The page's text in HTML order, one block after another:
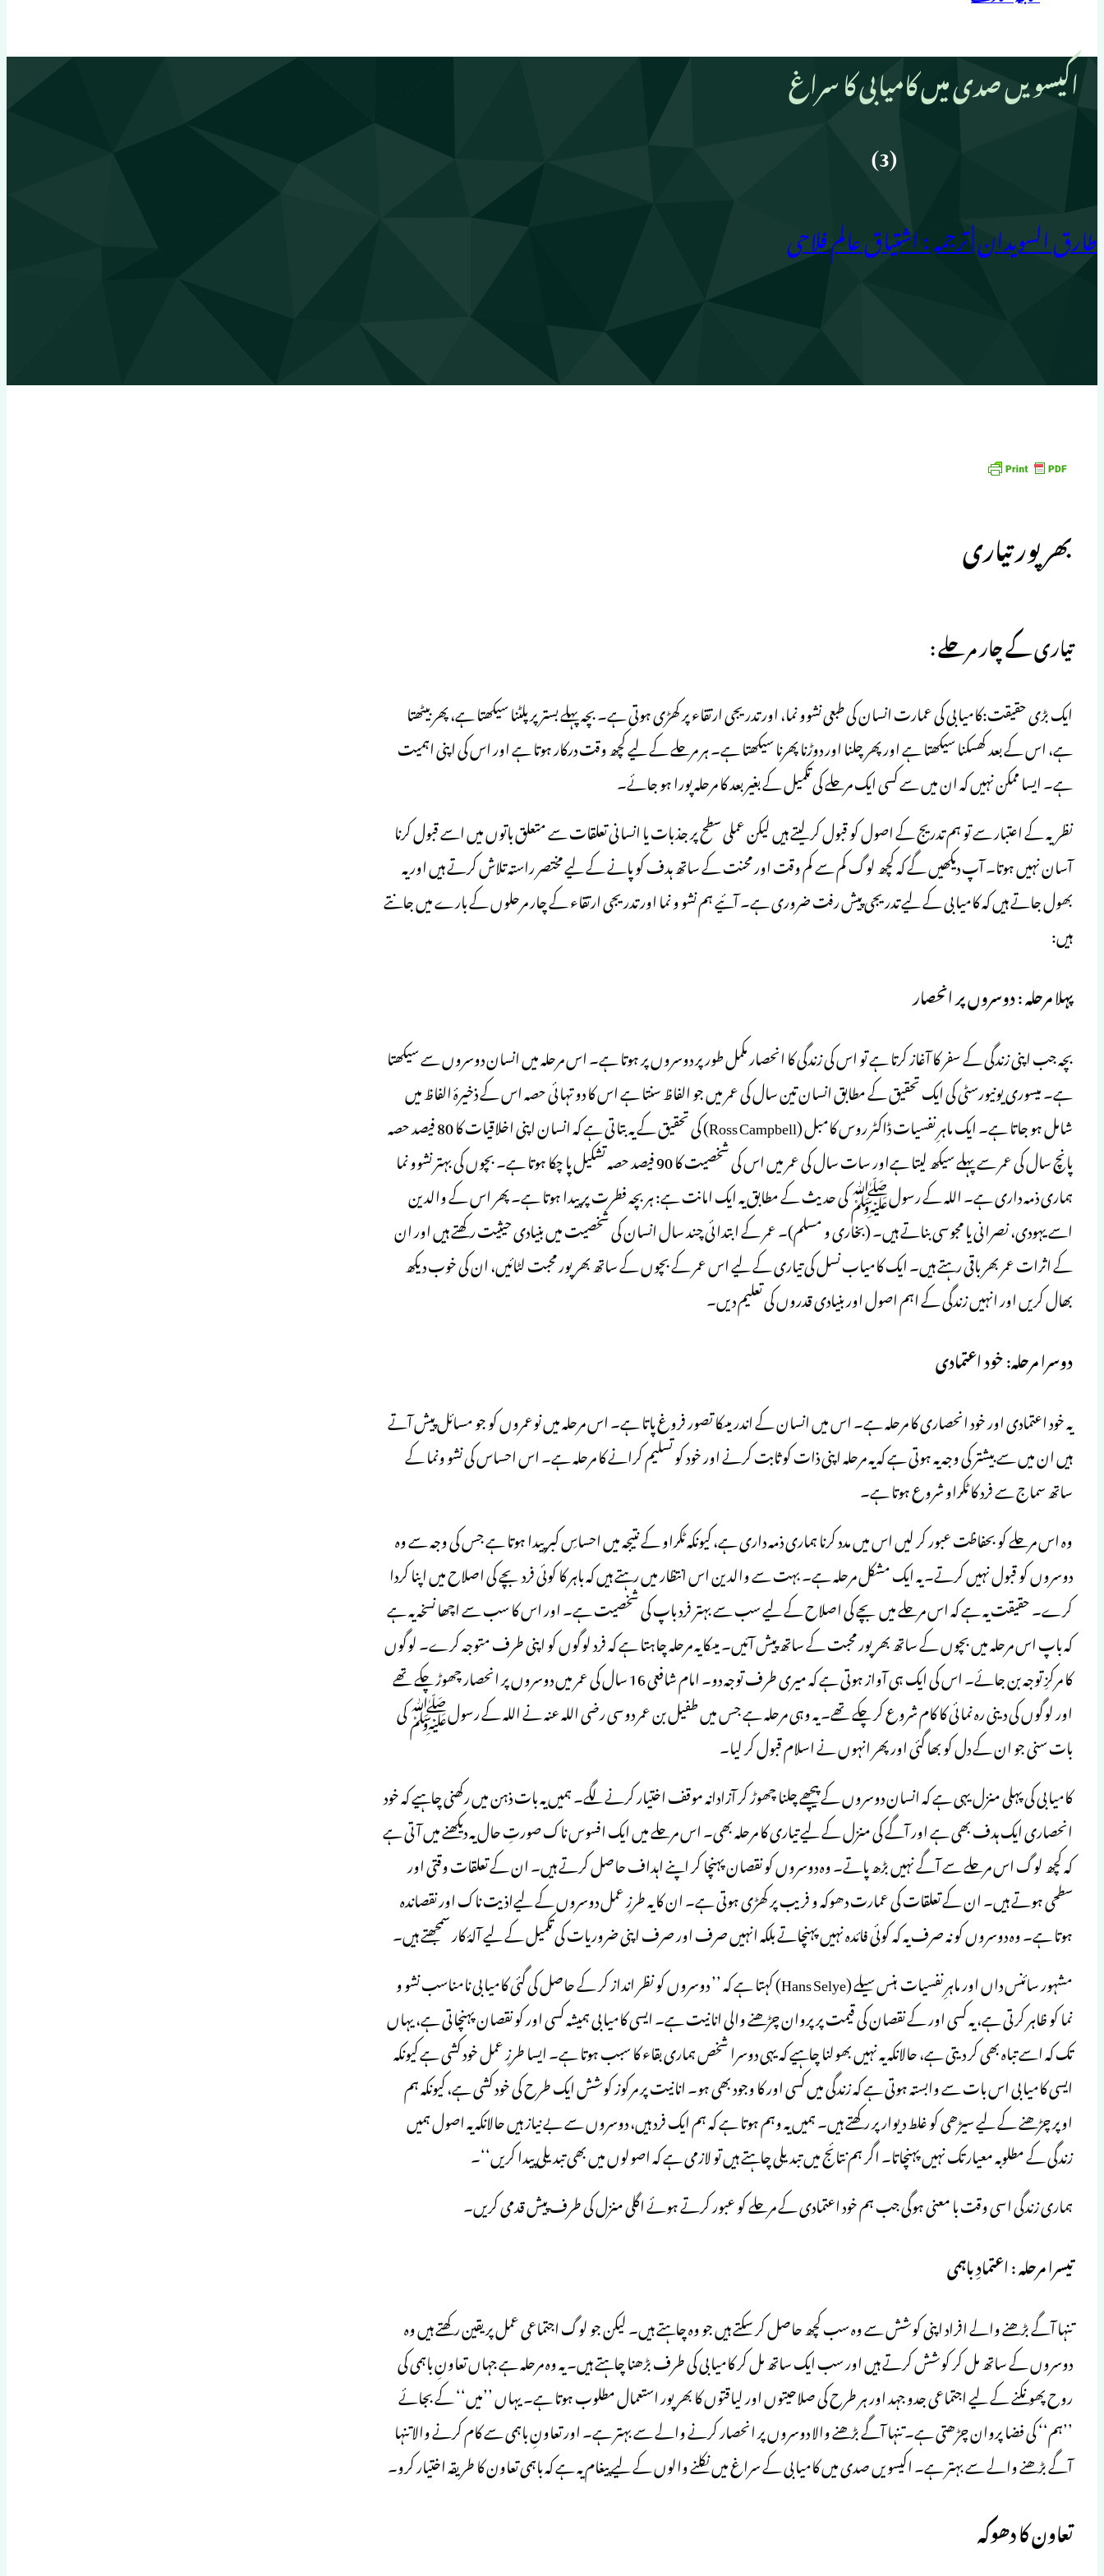
اکیسویں صدی میں کامیابی کا سراغ
(3)
طارق السویدان | ترجمہ : اشتیاق عالم فلاحی
بھرپور تیاری
تیاری کے چار مرحلے :
ایک بڑی حقیقت:کامیابی کی عمارت انسان کی طبعی نشوو نما، اور تدریجی ارتقاء پر کھڑی ہوتی ہے۔ بچہ پہلے بستر پر پلٹنا سیکھتا ہے، پھر بیٹھتا
ہے، اس کے بعد کھسکنا سیکھتا ہے اور پھر چلنا اور دوڑنا پھرنا سیکھتا ہے۔ ہر مرحلے کے لیے کچھ وقت درکار ہوتا ہے اور اس کی اپنی اہمیت
ہے۔ ایسا ممکن نہیں کہ ان میں سے کسی ایک مرحلے کی تکمیل کے بغیر بعد کا مرحلہ پورا ہو جائے۔
نظریہ کے اعتبار سے تو ہم تدریج کے اصول کو قبول کر لیتے ہیں لیکن عملی سطح پر جذبات یا انسانی تعلقات سے متعلق باتوں میں اسے قبول کرنا
آسان نہیں ہوتا۔ آپ دیکھیں گے کہ کچھ لوگ کم سے کم وقت اور محنت کے ساتھ ہدف کو پانے کے لیے مختصر راستہ تلاش کرتے ہیں اور یہ
بھول جاتے ہیں کہ کامیابی کے لیے تدریجی پیش رفت ضروری ہے۔ آئیے ہم نشو و نما اور تدریجی ارتقاء کے چار مرحلوں کے بارے میں جانتے
ہیں:
پہلا مرحلہ : دوسروں پر انحصار
بچہ جب اپنی زندگی کے سفر کا آغاز کرتا ہے تو اس کی زندگی کا انحصار مکمل طور پر دوسروں پر ہوتا ہے۔ اس مرحلہ میں انسان دوسروں سے سیکھتا
ہے۔ میسوری یونیورسٹی کی ایک تحقیق کے مطابق انسان تین سال کی عمر میں جو الفاظ سنتا ہے اس کا دو تہائی حصہ اس کے ذخیرۂ الفاظ میں
شامل ہو جاتا ہے۔ ایک ماہرِ نفسیات ڈاکٹر روس کامبل (Ross Campbell) کی تحقیق کے یہ بتاتی ہے کہ انسان اپنی اخلاقیات کا 80 فیصد حصہ
پانچ سال کی عمر سے پہلے سیکھ لیتا ہےاور سات سال کی عمر میں اس کی شخصیت کا 90 فیصد حصہ تشکیل پا چکا ہوتا ہے۔ بچوں کی بہتر نشوو نما
ہماری ذمہ داری ہے۔ اللہ کے رسولﷺ کی حدیث کے مطابق یہ ایک امانت ہے: ہر بچہ فطرت پر پیدا ہوتا ہے۔ پھر اس کے والدین
اسے یہودی، نصرانی یا مجوسی بناتے ہیں۔ (بخاری و مسلم)۔ عمر کے ابتدائی چند سال انسان کی شخصیت میں بنیادی حیثیت رکھتے ہیں اور ان
کے اثرات عمر بھر باقی رہتے ہیں۔ ایک کامیاب نسل کی تیاری کے لیے اس عمر کے بچوں کے ساتھ بھر پور محبت لٹائیں، ان کی خوب دیکھ
بھال کریں اور انہیں زندگی کے اہم اصول اور بنیادی قدروں کی تعلیم دیں۔
دوسرا مرحلہ: خود اعتمادی
یہ خود اعتمادی اور خود انحصاری کا مرحلہ ہے۔ اس میں انسان کے اندر میںکا تصور فروغ پاتا ہے۔ اس مرحلہ میں نوعمروں کو جو مسائل پیش آتے
ہیں ان میں سے بیشتر کی وجہ یہ ہوتی ہے کہ یہ مرحلہ اپنی ذات کو ثابت کرنے اور خود کو تسلیم کرانے کا مرحلہ ہے۔ اس احساس کی نشو ونما کے
ساتھ سماج سے فرد کا ٹکراو شروع ہوتا ہے۔
وہ اس مرحلے کو بحفاظت عبور کر لیں اس میں مدد کرنا ہماری ذمہ داری ہے، کیونکہ ٹکراو کے نتیجہ میں احساسِ کبر پیدا ہوتا ہے جس کی وجہ سے وہ
دوسروں کو قبول نہیں کرتے۔ یہ ایک مشکل مرحلہ ہے۔ بہت سے والدین اس انتظار میں رہتے ہیں کہ باہر کا کوئی فرد بچے کی اصلاح میں اپنا کردا
کرے۔ حقیقت یہ ہے کہ اس مرحلے میں بچے کی اصلاح کے لیے سب سے بہتر فرد باپ کی شخصیت ہے۔ اور اس کا سب سے اچھا نسخہ یہ ہے
کہ باپ اس مرحلہ میں بچوں کے ساتھ بھرپور محبت کے ساتھ پیش آئیں۔ میںکا یہ مرحلہ چاہتا ہے کہ فرد لوگوں کو اپنی طرف متوجہ کرے۔ لوگوں
کا مرکزِ توجہ بن جائے۔ اس کی ایک ہی آواز ہوتی ہے کہ میری طرف توجہ دو۔ امام شافعی 16 سال کی عمر میں دوسروں پر انحصار چھوڑ چکے تھے
اور لوگوں کی دینی رہ نمائی کا کام شروع کر چکے تھے۔ یہ وہی مرحلہ ہے جس میں طفیل بن عمر دوسی رضی اللہ عنہ نے اللہ کے رسولﷺ کی
بات سنی جو ان کے دل کو بھا گئی اور پھر انہوں نے اسلام قبول کر لیا۔
کامیابی کی پہلی منزل یہی ہے کہ انسان دوسروں کے پیچھے چلنا چھوڑ کر آزادانہ موقف اختیار کرنے لگے۔ ہمیں یہ بات ذہن میں رکھنی چاہیے کہ خود
انحصاری ایک ہدف بھی ہے اور آگے کی منزل کے لیے تیاری کا مرحلہ بھی۔ اس مرحلے میں ایک افسوس ناک صورتِ حال یہ دیکھنے میں آتی ہے
کہ کچھ لوگ اس مرحلے سے آگے نہیں بڑھ پاتے۔ وہ دوسروں کو نقصان پہنچا کر اپنے اہداف حاصل کرتے ہیں۔ ان کے تعلقات وقتی اور
سطحی ہوتے ہیں۔ ان کے تعلقات کی عمارت دھوکہ و فریب پر کھڑی ہوتی ہے۔ ان کا یہ طرزِ عمل دوسروں کے لیےاذیت ناک اور نقصاندہ
ہوتا ہے۔ وہ دوسروں کو نہ صرف یہ کہ کوئی فائدہ نہیں پہنچاتے بلکہ انہیں صرف اور صرف اپنی ضروریات کی تکمیل کے لیے آلۂ کار سمجھتے ہیں۔
مشہور سائنس داں اور ماہرِ نفسیات ہنس سیلے (Hans Selye) کہتا ہے کہ ’’ دوسروں کو نظر انداز کر کے حاصل کی گئی کامیابی نامناسب نشو و
نما کو ظاہر کرتی ہے، یہ کسی اور کے نقصان کی قیمت پر پروان چڑھنے والی انانیت ہے۔ ایسی کامیابی ہمیشہ کسی اور کو نقصان پہنچاتی ہے، یہاں
تک کہ اسے تباہ بھی کر دیتی ہے، حالانکہ یہ نہیں بھولنا چاہیے کہ یہی دوسرا شخص ہماری بقاء کا سبب ہوتا ہے۔ ایسا طرزِ عمل خود کشی ہے کیونکہ
ایسی کامیابی اس بات سے وابستہ ہوتی ہے کہ زندگی میں کسی اور کا وجود بھی ہو۔ انانیت پر مرکوز کوشش ایک طرح کی خود کشی ہے، کیونکہ ہم
اوپر چڑھنے کے لیے سیڑھی کو غلط دیوار پر رکھتے ہیں۔ ہمیں یہ وہم ہوتا ہے کہ ہم ایک فرد ہیں، دوسروں سے بے نیاز ہیں حالانکہ یہ اصول ہمیں
زندگی کے مطلوبہ معیار تک نہیں پہنچاتا۔ اگر ہم نتائج میں تبدیلی چاہتے ہیں تو لازمی ہے کہ اصولوں میں بھی تبدیلی پیدا کریں‘‘۔
ہماری زندگی اسی وقت با معنی ہوگی جب ہم خود اعتمادی کے مرحلے کو عبور کرتے ہوئے اگلی منزل کی طرف پیش قدمی کریں۔
تیسرا مرحلہ : اعتمادِ باہمی
تنہا آگے بڑھنے والے افراد اپنی کوشش سے وہ سب کچھ حاصل کر سکتے ہیں جو وہ چاہتے ہیں۔ لیکن جو لوگ اجتماعی عمل پر یقین رکھتے ہیں وہ
دوسروں کے ساتھ مل کر کوشش کرتے ہیں اور سب ایک ساتھ مل کر کامیابی کی طرف بڑھنا چاہتے ہیں۔ یہ وہ مرحلہ ہے جہاں تعاونِ باہمی کی
روح پھونکنے کے لیے اجتماعی جدو جہد اور ہر طرح کی صلاحیتوں اور لیاقتوں کا بھر پور استعمال مطلوب ہوتا ہے۔ یہاں ’’میں‘‘ کے بجائے
’’ہم‘‘ کی فضا پروان چڑھتی ہے۔ تنہا آگے بڑھنے والا دوسروں پر انحصار کرنے والے سے بہتر ہے۔ اور تعاونِ باہمی سے کام کرنے والا تنہا
آگے بڑھنے والے سے بہتر ہے۔ اکیسویں صدی میں کامیابی کے سراغ میں نکلنے والوں کے لیے پیغام یہ ہے کہ باہمی تعاون کا طریقہ اختیار کرو۔
تعاون کا دھوکہ